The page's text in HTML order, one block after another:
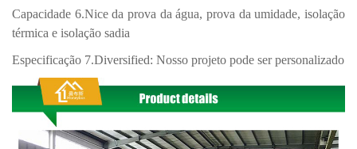
Capacidade 6.Nice da prova da água, prova da umidade, isolação
térmica e isolação sadia
Especificação 7.Diversified: Nosso projeto pode ser personalizado